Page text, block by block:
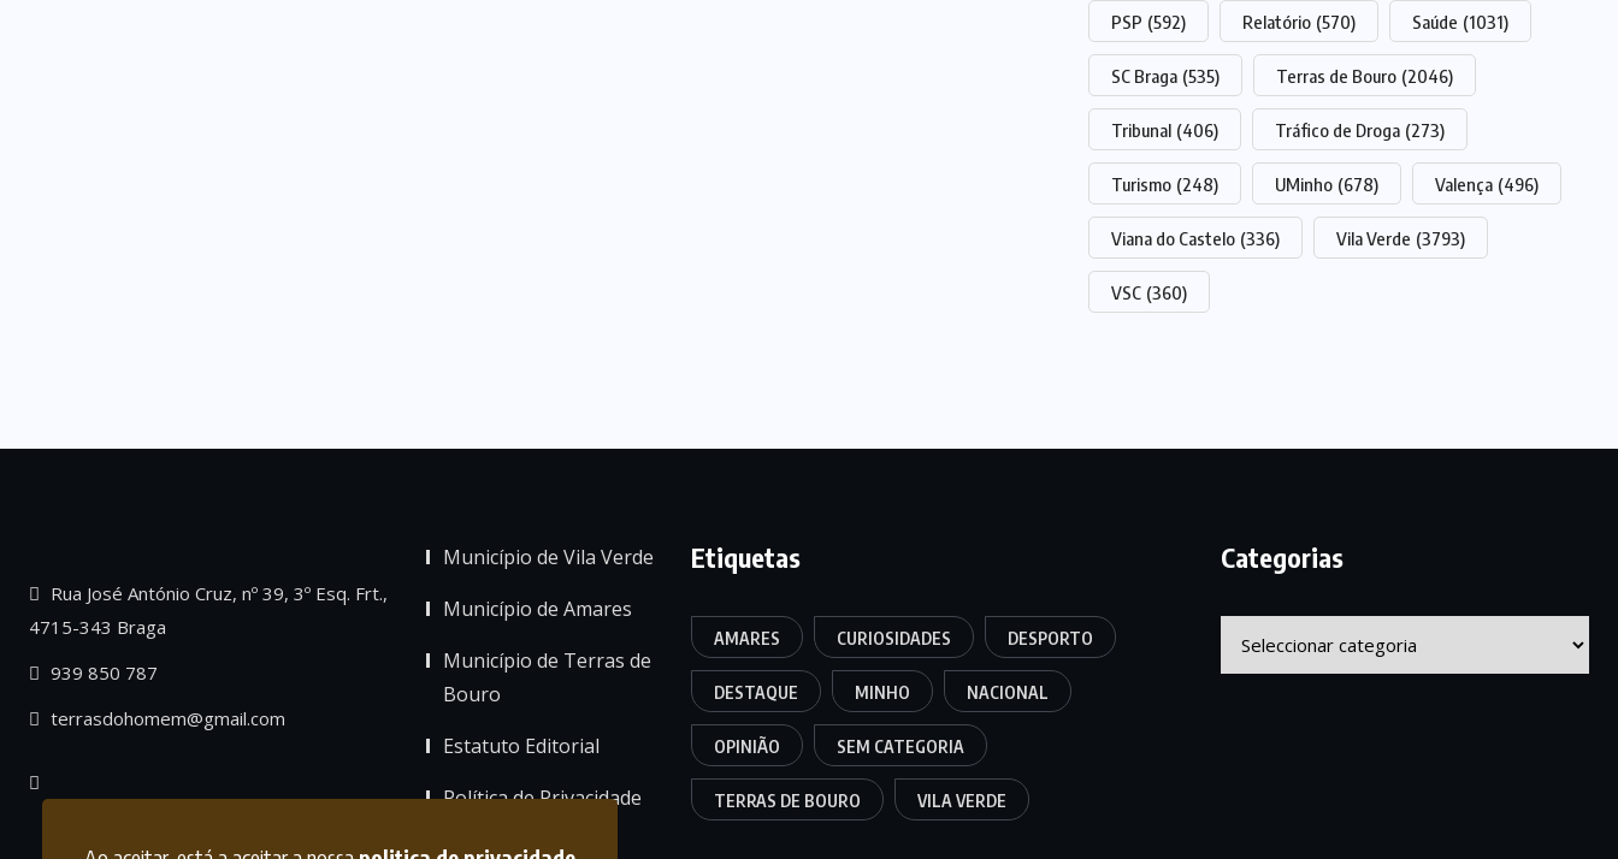
PSP (592) Relatório (570) Saúde (1031)
SC Braga (535) Terras de Bouro (2046)
Tribunal (406) Tráfico de Droga (273)
Turismo (248) UMinho (678) Valença (496)
Viana do Castelo (336) Vila Verde (3793)
VSC (360)
Rua José António Cruz, nº 39, 3º Esq. Frt.,
4715-343 Braga
939 850 787
terrasdohomem@gmail.com
Município de Vila Verde
Município de Amares
Município de Terras de
Bouro
Estatuto Editorial
Política de Privacidade
Etiquetas
AMARES CURIOSIDADES DESPORTO
DESTAQUE MINHO NACIONAL
OPINIÃO SEM CATEGORIA
TERRAS DE BOURO VILA VERDE
Categorias